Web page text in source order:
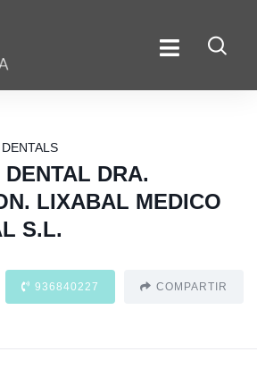
DENTAL DRA.
LIXABAL MEDICO
S.L.
936840227 COMPARTIR